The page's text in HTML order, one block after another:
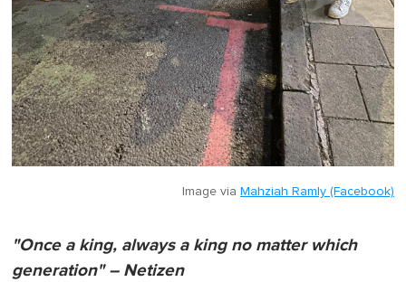
Image via Mahziah Ramly (Facebook)
"Once a king, always a king no matter which
generation" – Netizen